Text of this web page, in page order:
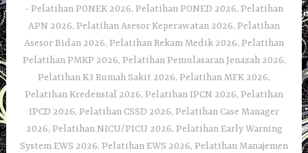
Pelatihan PONEK 2026, Pelatihan PONED 2026, Pelatihan
APN 2026, Pelatihan Asesor Keperawatan 2026, Pelatihan
Asesor Bidan 2026, Pelatihan Rekam Medik 2026, Pelatihan
Pelatihan PMKP 2026, Pelatihan Pemulasaran Jenazah 2026,
Pelatihan K3 Rumah Sakit 2026, Pelatihan MFK 2026,
Pelatihan Kredensial 2026, Pelatihan IPCN 2026, Pelatihan
IPCD 2026, Pelatihan CSSD 2026, Pelatihan Case Manager
2026, Pelatihan NICU/PICU 2026, Pelatihan Early Warning
System EWS 2026, Pelatihan EWS 2026, Pelatihan Manajemen